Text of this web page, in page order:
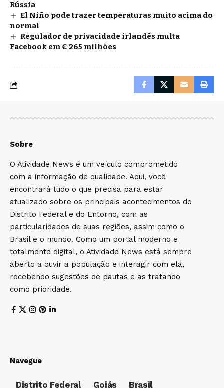
Rússia
El Niño pode trazer temperaturas muito acima do
normal
Regulador de privacidade irlandês multa
Facebook em € 265 milhões
Sobre
O Atividade News é um veículo comprometido
com a informação de qualidade. Aqui, você
encontrará tudo o que precisa para estar
atualizado sobre os principais acontecimentos do
Distrito Federal e do Entorno, com as
particularidades de suas regiões, assim como o
Brasil e o mundo. Como um portal moderno e
totalmente digital, o Atividade News está sempre
aberto a ouvir a população e interagir com ela,
recebendo sugestões de pautas e as tratando
como prioridade.
Navegue
Distrito Federal Goiás Brasil